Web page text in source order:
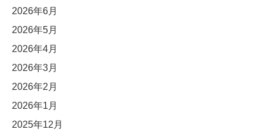
2026年6月
2026年5月
2026年4月
2026年3月
2026年2月
2026年1月
2025年12月